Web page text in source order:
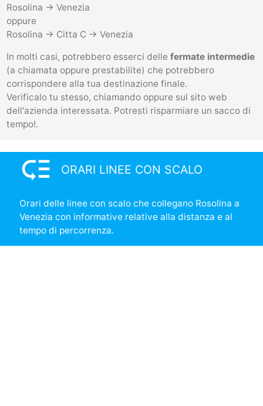
Rosolina -> Venezia
oppure
Rosolina -> Citta C -> Venezia
In molti casi, potrebbero esserci delle fermate intermedie
(a chiamata oppure prestabilite) che potrebbero
corrispondere alla tua destinazione finale.
Verificalo tu stesso, chiamando oppure sul sito web
dell'azienda interessata. Potresti risparmiare un sacco di
tempo!.
low_priority ORARI LINEE CON SCALO
Orari delle linee con scalo che collegano Rosolina a
Venezia con informative relative alla distanza e al
tempo di percorrenza.